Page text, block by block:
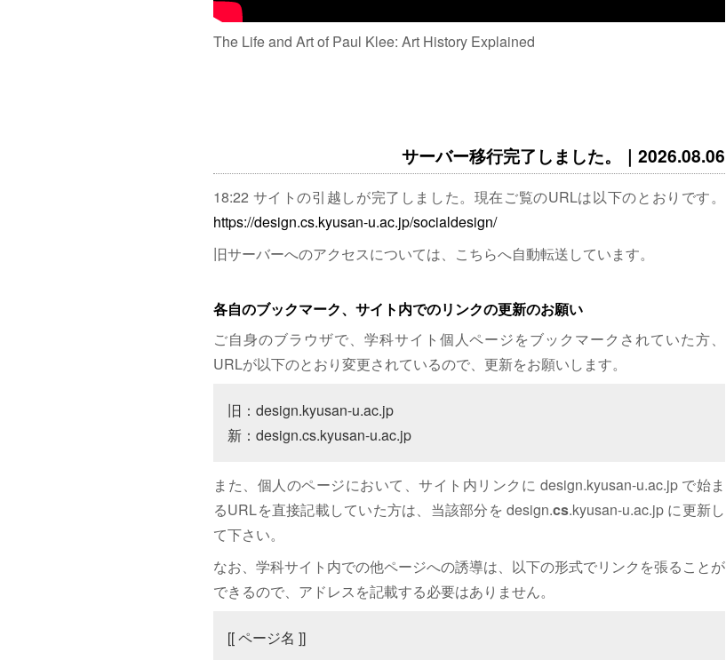
The Life and Art of Paul Klee: Art History Explained
サーバー移行完了しました。｜2026.08.06
18:22 サイトの引越しが完了しました。現在ご覧のURLは以下のとおりです。
https://design.cs.kyusan-u.ac.jp/socialdesign/
旧サーバーへのアクセスについては、こちらへ自動転送しています。
各自のブックマーク、サイト内でのリンクの更新のお願い
ご自身のブラウザで、学科サイト個人ページをブックマークされていた方、
URLが以下のとおり変更されているので、更新をお願いします。
旧：design.kyusan-u.ac.jp
新：design.cs.kyusan-u.ac.jp
また、個人のページにおいて、サイト内リンクに design.kyusan-u.ac.jp で始ま
るURLを直接記載していた方は、当該部分を design.cs.kyusan-u.ac.jp に更新し
て下さい。
なお、学科サイト内での他ページへの誘導は、以下の形式でリンクを張ることが
できるので、アドレスを記載する必要はありません。
[[ ページ名 ]]